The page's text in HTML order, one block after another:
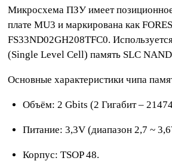
Микросхема ПЗУ имеет
плате MU3 и маркирована как
FS33ND02GH208TFC0.
(Single Level Cell) память SLC
Основные характеристики чипа
Объём: 2 Gbits (2 Гигабит –
Питание: 3,3V (диапазон 2,7 ~
Корпус: TSOP 48.